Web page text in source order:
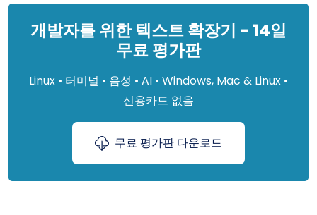
개발자를 위한 텍스트 확장기 - 14일
무료 평가판
Linux • 터미널 • 음성 • AI • Windows, Mac & Linux •
신용카드 없음
무료 평가판 다운로드